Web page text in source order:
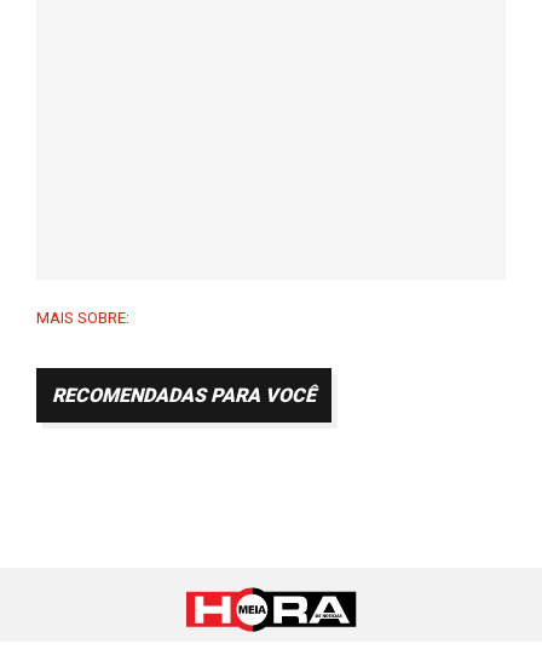
MAIS SOBRE:
RECOMENDADAS PARA VOCÊ